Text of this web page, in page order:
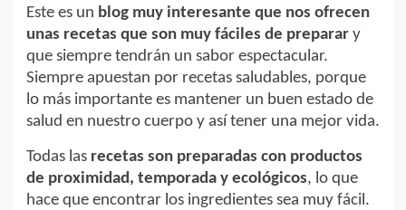
Este es un blog muy interesante que nos ofrecen
unas recetas que son muy fáciles de preparar y
que siempre tendrán un sabor espectacular.
Siempre apuestan por recetas saludables, porque
lo más importante es mantener un buen estado de
salud en nuestro cuerpo y así tener una mejor vida.
Todas las recetas son preparadas con productos
de proximidad, temporada y ecológicos, lo que
hace que encontrar los ingredientes sea muy fácil.